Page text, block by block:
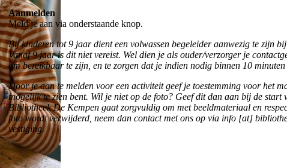
Aanmelden
Meld je aan via onderstaande knop.
Bij kinderen tot 9 jaar dient een volwassen begeleider aanwezig te zijn
Vanaf 9 jaar is dit niet vereist. Wel dien je als ouder/verzorger je
om bereikbaar te zijn, en te zorgen dat je indien nodig binnen 10
Door je aan te melden voor een activiteit geef je toestemming voor het
mogelijk te zien bent. Wil je niet op de foto? Geef dit dan aan bij de start
Bibliotheek De Kempen gaat zorgvuldig om met beeldmateriaal en
foto wordt verwijderd, neem dan contact met ons op via info [at]
vestiging.